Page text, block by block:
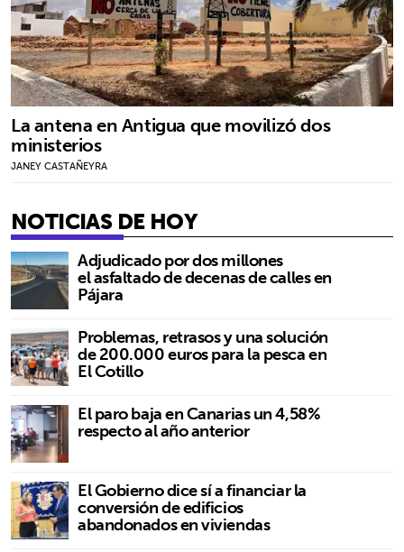
La antena en Antigua que movilizó dos
ministerios
JANEY CASTAÑEYRA
NOTICIAS DE HOY
Adjudicado por dos millones
el asfaltado de decenas de calles en
Pájara
Problemas, retrasos y una solución
de 200.000 euros para la pesca en
El Cotillo
El paro baja en Canarias un 4,58%
respecto al año anterior
El Gobierno dice sí a financiar la
conversión de edificios
abandonados en viviendas